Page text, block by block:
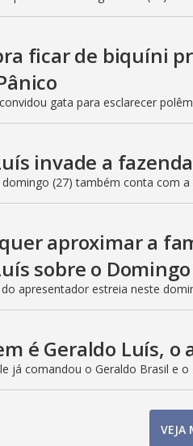
ficar de biquíni
gata para esclarecer
invade a
(27) também conta com
aproximar a
sobre o
apresentador estreia neste
é Geraldo Luís,
já comandou o Geraldo Brasil e o
VEJA